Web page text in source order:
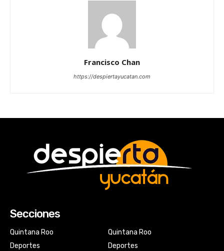
Francisco Chan
https://despiertayucatan.com
Secciones
Quintana Roo
Deportes
Quintana Roo
Deportes